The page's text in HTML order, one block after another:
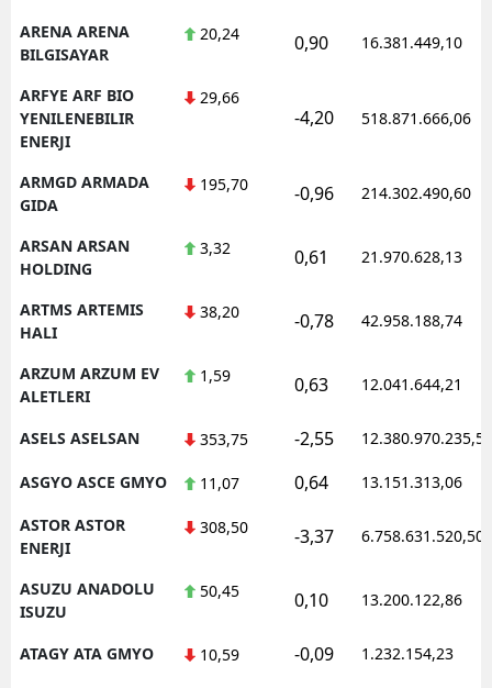
ARENA ARENA
BILGISAYAR
20,24 0,90 16.381.449,10
ARFYE ARF BIO
YENILENEBILIR
ENERJI
29,66
-4,20 518.871.666,06
ARMGD ARMADA
GIDA
195,70 -0,96 214.302.490,60
ARSAN ARSAN
HOLDING
3,32 0,61 21.970.628,13
ARTMS ARTEMIS
HALI
38,20 -0,78 42.958.188,74
ARZUM ARZUM EV
ALETLERI
1,59 0,63 12.041.644,21
ASELS ASELSAN 353,75 -2,55 12.380.970.235,50
ASGYO ASCE GMYO 11,07 0,64 13.151.313,06
ASTOR ASTOR
ENERJI
308,50 -3,37 6.758.631.520,50
ASUZU ANADOLU
ISUZU
50,45 0,10 13.200.122,86
ATAGY ATA GMYO 10,59 -0,09 1.232.154,23